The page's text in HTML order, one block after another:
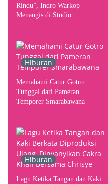
Rindu”, Indro Warkop
Menangis di Studio
Hiburan
Memahami Catur Gotro
Tunggal dari Pameran
Temporer Smarabawana
Hiburan
Lagu Ketika Tangan dan Kaki